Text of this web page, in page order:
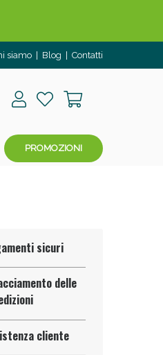
siamo Blog Contatti
PROMOZIONI
sicuri
delle
cliente